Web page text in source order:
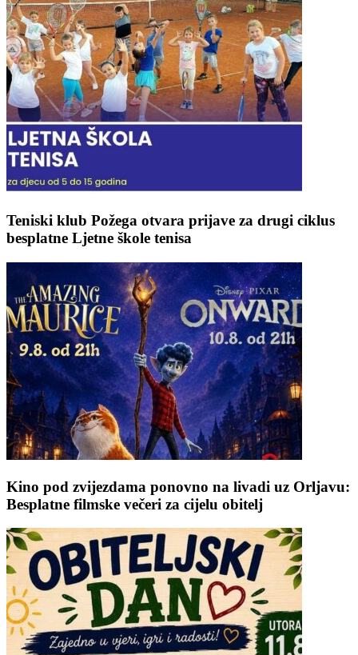
Teniski klub Požega otvara prijave za drugi ciklus
besplatne Ljetne škole tenisa
Kino pod zvijezdama ponovno na livadi uz Orljavu:
Besplatne filmske večeri za cijelu obitelj